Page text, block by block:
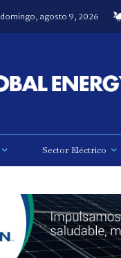
domingo, agosto 9, 2026
Sector Eléctrico